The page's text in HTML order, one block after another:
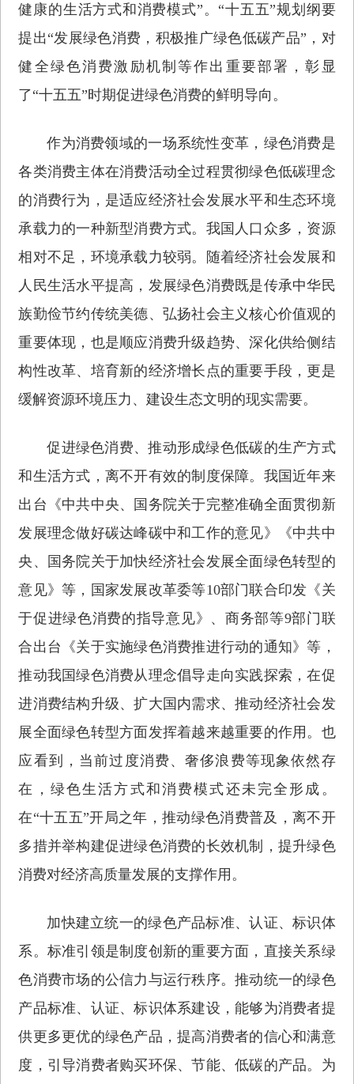
健康的生活方式和消费模式”。“十五五”规划纲要
提出“发展绿色消费，积极推广绿色低碳产品”，对
健全绿色消费激励机制等作出重要部署，彰显
了“十五五”时期促进绿色消费的鲜明导向。
作为消费领域的一场系统性变革，绿色消费是
各类消费主体在消费活动全过程贯彻绿色低碳理念
的消费行为，是适应经济社会发展水平和生态环境
承载力的一种新型消费方式。我国人口众多，资源
相对不足，环境承载力较弱。随着经济社会发展和
人民生活水平提高，发展绿色消费既是传承中华民
族勤俭节约传统美德、弘扬社会主义核心价值观的
重要体现，也是顺应消费升级趋势、深化供给侧结
构性改革、培育新的经济增长点的重要手段，更是
缓解资源环境压力、建设生态文明的现实需要。
促进绿色消费、推动形成绿色低碳的生产方式
和生活方式，离不开有效的制度保障。我国近年来
出台《中共中央、国务院关于完整准确全面贯彻新
发展理念做好碳达峰碳中和工作的意见》《中共中
央、国务院关于加快经济社会发展全面绿色转型的
意见》等，国家发展改革委等10部门联合印发《关
于促进绿色消费的指导意见》、商务部等9部门联
合出台《关于实施绿色消费推进行动的通知》等，
推动我国绿色消费从理念倡导走向实践探索，在促
进消费结构升级、扩大国内需求、推动经济社会发
展全面绿色转型方面发挥着越来越重要的作用。也
应看到，当前过度消费、奢侈浪费等现象依然存
在，绿色生活方式和消费模式还未完全形成。
在“十五五”开局之年，推动绿色消费普及，离不开
多措并举构建促进绿色消费的长效机制，提升绿色
消费对经济高质量发展的支撑作用。
加快建立统一的绿色产品标准、认证、标识体
系。标准引领是制度创新的重要方面，直接关系绿
色消费市场的公信力与运行秩序。推动统一的绿色
产品标准、认证、标识体系建设，能够为消费者提
供更多更优的绿色产品，提高消费者的信心和满意
度，引导消费者购买环保、节能、低碳的产品。为